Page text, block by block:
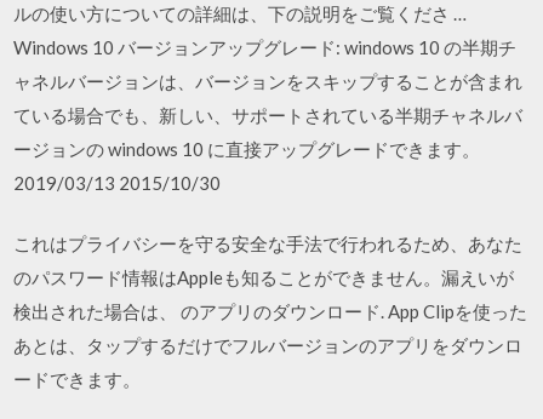
ルの使い方についての詳細は、下の説明をご覧くださ …
Windows 10 バージョンアップグレード: windows 10 の半期チ
ャネルバージョンは、バージョンをスキップすることが含まれ
ている場合でも、新しい、サポートされている半期チャネルバ
ージョンの windows 10 に直接アップグレードできます。
2019/03/13 2015/10/30
これはプライバシーを守る安全な手法で行われるため、あなた
のパスワード情報はAppleも知ることができません。漏えいが
検出された場合は、 のアプリのダウンロード. App Clipを使った
あとは、タップするだけでフルバージョンのアプリをダウンロ
ードできます。